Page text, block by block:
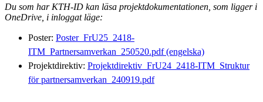
Du som har KTH-ID kan läsa projektdokumentationen, som ligger i
OneDrive, i inloggat läge:
Poster: Poster_FrU25_2418-
ITM_Partnersamverkan_250520.pdf (engelska)
Projektdirektiv: Projektdirektiv_FrU24_2418-ITM_Struktur
för partnersamverkan_240919.pdf